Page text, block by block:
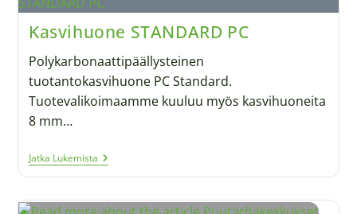
Kasvihuone STANDARD PC
Polykarbonaattipäällysteinen
tuotantokasvihuone PC Standard.
Tuotevalikoimaamme kuuluu myös kasvihuoneita
8 mm…
Jatka Lukemista